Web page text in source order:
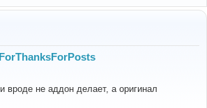
вроде не аддон делает, а оригинал